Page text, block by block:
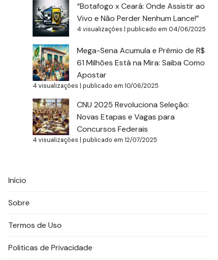
“Botafogo x Ceará: Onde Assistir ao
Vivo e Não Perder Nenhum Lance!”
4 visualizações |publicado em 04/06/2025
Mega-Sena Acumula e Prêmio de R$
61 Milhões Está na Mira: Saiba Como
Apostar
4 visualizações |publicado em 10/06/2025
CNU 2025 Revoluciona Seleção:
Novas Etapas e Vagas para
Concursos Federais
4 visualizações |publicado em 12/07/2025
Início
Sobre
Termos de Uso
Politicas de Privacidade